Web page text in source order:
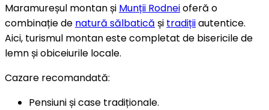
Maramureșul montan și Munții Rodneioferă o
combinație de natură sălbatică și tradițiiautentice.
Aici, turismul montan este completat de bisericile de
lemn și obiceiurile locale.
Cazare recomandată:
Pensiuni și case tradiționale.